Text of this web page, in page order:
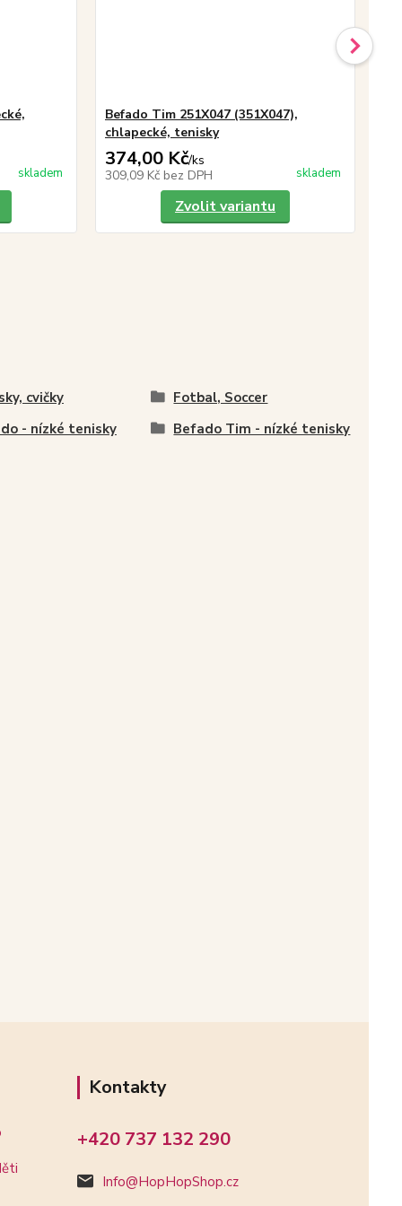
skladem
Befado Tim 251X047 (351X047),
chlapecké, tenisky
374,00 Kč/ks
309,09 Kč bez DPH skladem
Zvolit variantu
cvičky
Fotbal, Soccer
- nízké tenisky
Befado Tim - nízké tenisky
Kontakty
+420 737 132 290
Info@HopHopShop.cz